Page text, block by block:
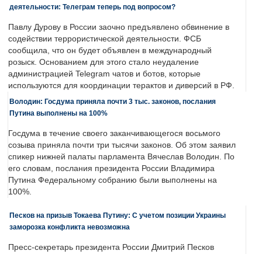
деятельности: Телеграм теперь под вопросом?
Павлу Дурову в России заочно предъявлено обвинение в
содействии террористической деятельности. ФСБ
сообщила, что он будет объявлен в международный
розыск. Основанием для этого стало неудаление
администрацией Telegram чатов и ботов, которые
используются для координации терактов и диверсий в РФ.
Володин: Госдума приняла почти 3 тыс. законов, послания
Путина выполнены на 100%
Госдума в течение своего заканчивающегося восьмого
созыва приняла почти три тысячи законов. Об этом заявил
спикер нижней палаты парламента Вячеслав Володин. По
его словам, послания президента России Владимира
Путина Федеральному собранию были выполнены на
100%.
Песков на призыв Токаева Путину: С учетом позиции Украины
заморозка конфликта невозможна
Пресс-секретарь президента России Дмитрий Песков